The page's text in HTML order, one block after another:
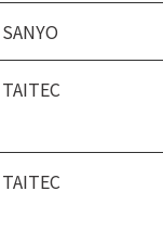
SANYO
TAITEC
TAITEC